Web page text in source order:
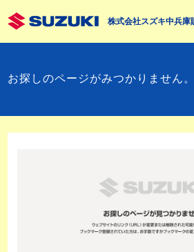
株式会社スズキ中兵庫
お探しのページがみつかりません。